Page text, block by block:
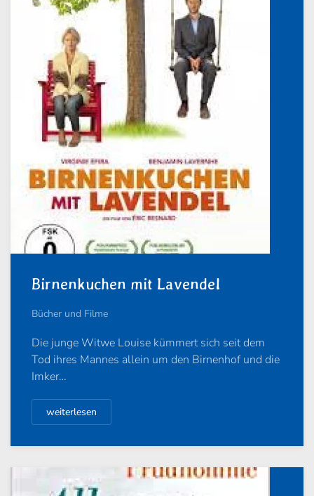
Birnenkuchen mit Lavendel
Bücher und Filme
Die junge Witwe Louise kümmert sich seit dem
Tod ihres Mannes allein um den Birnenhof und die
Imker…
weiterlesen